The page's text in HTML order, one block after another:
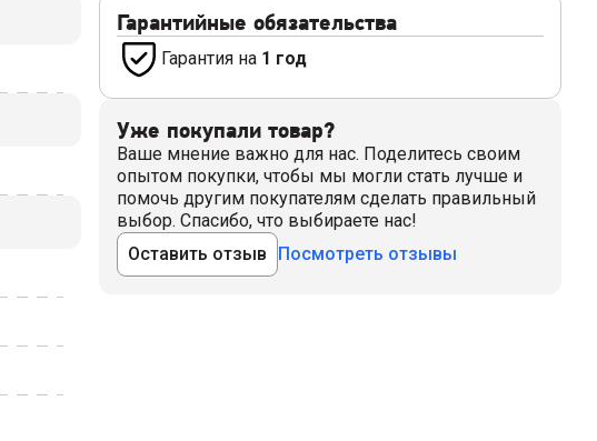
Гарантийные обязательства
Гарантия на 1 год
Уже покупали товар?
Ваше мнение важно для нас. Поделитесь своим
опытом покупки, чтобы мы могли стать лучше и
помочь другим покупателям сделать правильный
выбор. Спасибо, что выбираете нас!
Оставить отзыв
Посмотреть отзывы